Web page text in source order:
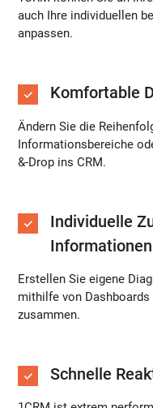
auch Ihre individuellen
anpassen.
Komfortable
Ändern Sie die
Informationsbereiche
&-Drop ins CRM.
Individuelle
Informationen
Erstellen Sie eigene
mithilfe von
zusammen.
Schnelle